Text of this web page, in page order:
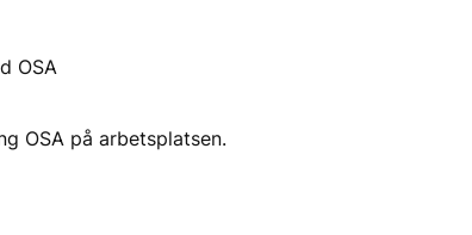
OSA
OSA på arbetsplatsen.